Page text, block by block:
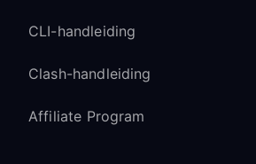
CLI-handleiding
Clash-handleiding
Affiliate Program